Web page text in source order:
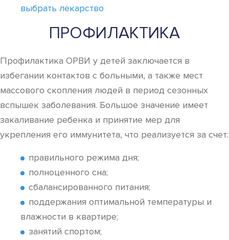
выбрать лекарство
ПРОФИЛАКТИКА
Профилактика ОРВИ у детей заключается в
избегании контактов с больными, а также мест
массового скопления людей в период сезонных
вспышек заболевания. Большое значение имеет
закаливание ребенка и принятие мер для
укрепления его иммунитета, что реализуется за счет:
правильного режима дня;
полноценного сна;
сбалансированного питания;
поддержания оптимальной температуры и
влажности в квартире;
занятий спортом;